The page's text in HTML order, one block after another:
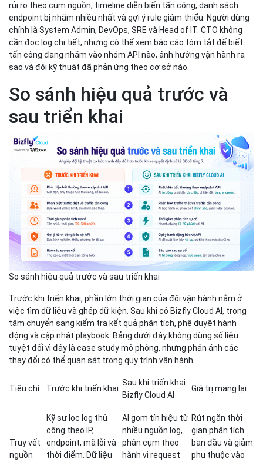
rủi ro theo cụm nguồn, timeline diễn biến tấn công, danh sách
endpoint bị nhắm nhiều nhất và gợi ý rule giảm thiểu. Người dùng
chính là System Admin, DevOps, SRE và Head of IT. CTO không
cần đọc log chi tiết, nhưng có thể xem báo cáo tóm tắt để biết
tấn công đang nhắm vào nhóm API nào, ảnh hưởng vận hành ra
sao và đội kỹ thuật đã phản ứng theo cơ sở nào.
So sánh hiệu quả trước và
sau triển khai
So sánh hiệu quả trước và sau triển khai
Trước khi triển khai, phần lớn thời gian của đội vận hành nằm ở
việc tìm dữ liệu và ghép dữ kiện. Sau khi có Bizfly Cloud AI, trọng
tâm chuyển sang kiểm tra kết quả phân tích, phê duyệt hành
động và cập nhật playbook. Bảng dưới đây không dùng số liệu
tuyệt đối vì đây là case study mô phỏng, nhưng phản ánh các
thay đổi có thể quan sát trong quy trình vận hành.
Tiêu chí Trước khi triển khai
Sau khi triển khai
Bizfly Cloud AI
Giá trị mang lại
Truy vết
nguồn
Kỹ sư lọc log thủ
công theo IP,
endpoint, mã lỗi và
thời điểm. Dữ liệu
AI gom tín hiệu từ
nhiều nguồn log,
phân cụm theo
hành vi request
Rút ngắn thời
gian phân tích
ban đầu và giảm
phụ thuộc vào